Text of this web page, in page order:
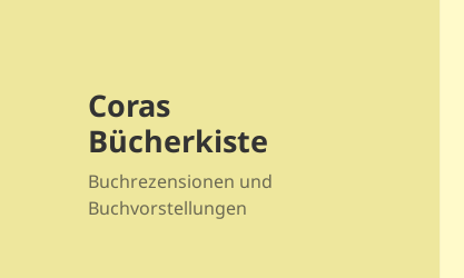
Coras
Bücherkiste
Buchrezensionen und
Buchvorstellungen